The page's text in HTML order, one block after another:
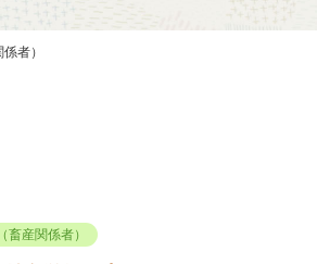
者）
畜産関係者）